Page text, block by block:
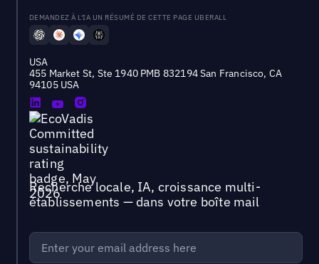
DEMANDEZ À L'IA UN RÉSUMÉ DE CETTE PAGE UBERALL
USA
455 Market St, Ste 1940 PMB 832194 San Francisco, CA
94105 USA
Recherche locale, IA, croissance multi-
établissements — dans votre boîte mail